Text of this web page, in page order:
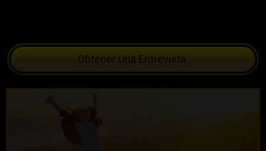
Obtener Una Entrevista.